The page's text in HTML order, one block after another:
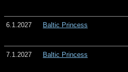
6.1.2027 Baltic Princess
7.1.2027 Baltic Princess